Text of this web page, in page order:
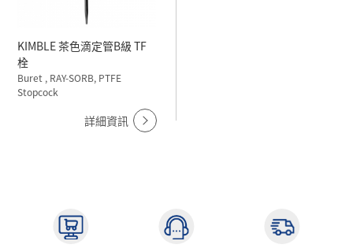
KIMBLE 茶色滴定管B級 TF
栓
Buret , RAY-SORB, PTFE
Stopcock
詳細資訊